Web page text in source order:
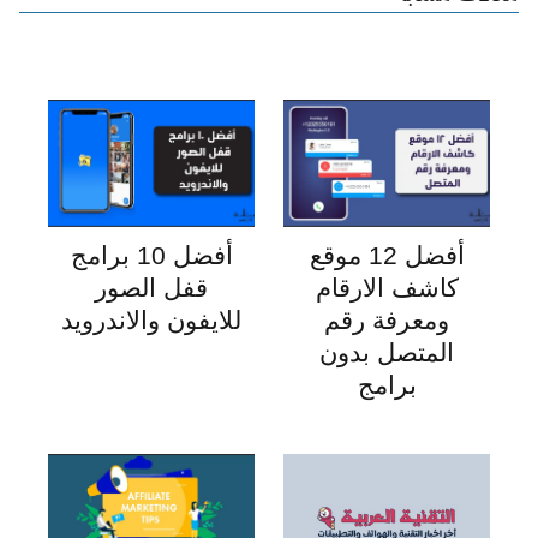
أفضل 12 موقع
كاشف الارقام
ومعرفة رقم
المتصل بدون
برامج
أفضل 10 برامج
قفل الصور
للايفون والاندرويد